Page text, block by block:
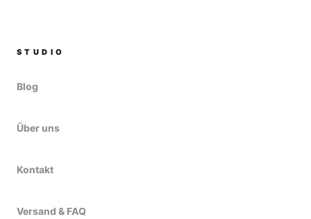
STUDIO
Blog
Über uns
Kontakt
Versand & FAQ